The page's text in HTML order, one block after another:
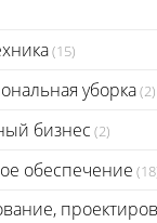
(15)
уборка(2)
бизнес (2)
обеспечение